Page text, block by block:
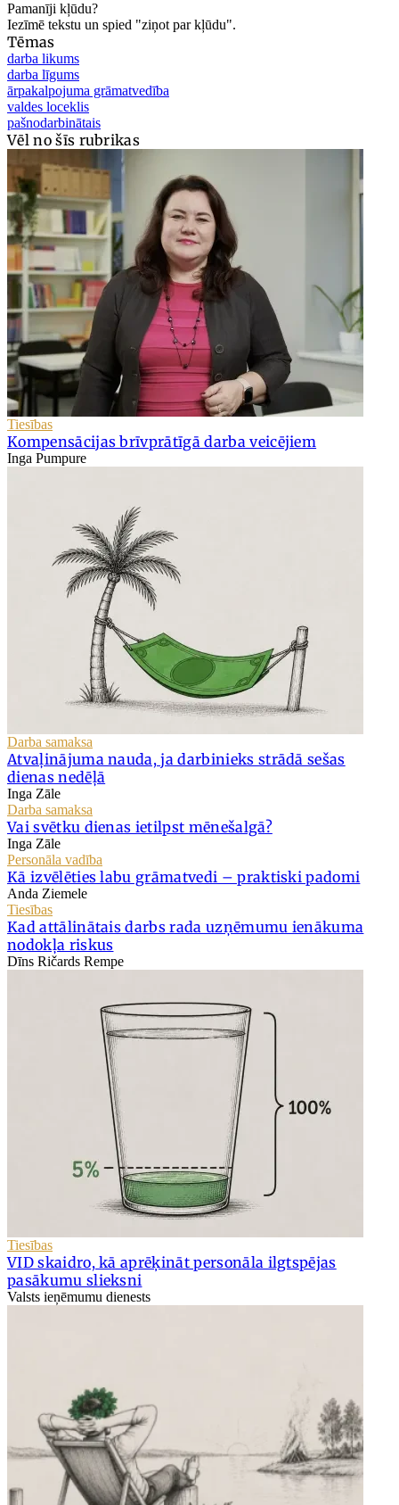
Pamanīji kļūdu?
Iezīmē tekstu un spied "ziņot par kļūdu".
Tēmas
darba likums
darba līgums
ārpakalpojuma grāmatvedība
valdes loceklis
pašnodarbinātais
Vēl no šīs rubrikas
Tiesības
Kompensācijas brīvprātīgā darba veicējiem
Inga Pumpure
Darba samaksa
Atvaļinājuma nauda, ja darbinieks strādā sešas
dienas nedēļā
Inga Zāle
Darba samaksa
Vai svētku dienas ietilpst mēnešalgā?
Inga Zāle
Personāla vadība
Kā izvēlēties labu grāmatvedi – praktiski padomi
Anda Ziemele
Tiesības
Kad attālinātais darbs rada uzņēmumu ienākuma
nodokļa riskus
Dīns Ričards Rempe
Tiesības
VID skaidro, kā aprēķināt personāla ilgtspējas
pasākumu slieksni
Valsts ieņēmumu dienests